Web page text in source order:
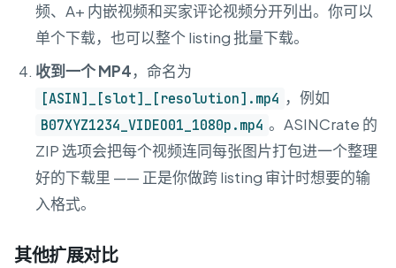
频、A+ 内嵌视频和买家评论视频分开列出。你可以
单个下载，也可以整个 listing 批量下载。
收到一个 MP4，命名为
[ASIN]_[slot]_[resolution].mp4 ，例如
B07XYZ1234_VIDEO01_1080p.mp4 。ASINCrate 的
ZIP 选项会把每个视频连同每张图片打包进一个整理
好的下载里 —— 正是你做跨 listing 审计时想要的输
入格式。
其他扩展对比